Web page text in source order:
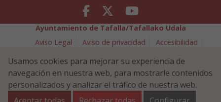
Facebook Twitter Youtube
Ayuntamiento de Tafalla/Tafallako Udala
Aviso Legal
Aviso de privacidad
Accesibilidad
Política de Seguridad de la Información
Plaza Navarra 5 - 31300 Tafalla (NAVARRA)
948 70 18 11
ayuntamiento@tafalla.es
Usamos cookies para mejorar su experiencia de
navegación en nuestra web, para mostrarle contenidos
personalizados y analizar el tráfico de nuestra web.